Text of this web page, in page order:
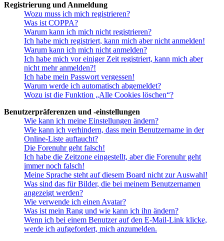
Registrierung und Anmeldung
Wozu muss ich mich registrieren?
Was ist COPPA?
Warum kann ich mich nicht registrieren?
Ich habe mich registriert, kann mich aber nicht anmelden!
Warum kann ich mich nicht anmelden?
Ich habe mich vor einiger Zeit registriert, kann mich aber
nicht mehr anmelden?!
Ich habe mein Passwort vergessen!
Warum werde ich automatisch abgemeldet?
Wozu ist die Funktion „Alle Cookies löschen“?
Benutzerpräferenzen und -einstellungen
Wie kann ich meine Einstellungen ändern?
Wie kann ich verhindern, dass mein Benutzername in der
Online-Liste auftaucht?
Die Forenuhr geht falsch!
Ich habe die Zeitzone eingestellt, aber die Forenuhr geht
immer noch falsch!
Meine Sprache steht auf diesem Board nicht zur Auswahl!
Was sind das für Bilder, die bei meinem Benutzernamen
angezeigt werden?
Wie verwende ich einen Avatar?
Was ist mein Rang und wie kann ich ihn ändern?
Wenn ich bei einem Benutzer auf den E-Mail-Link klicke,
werde ich aufgefordert, mich anzumelden.